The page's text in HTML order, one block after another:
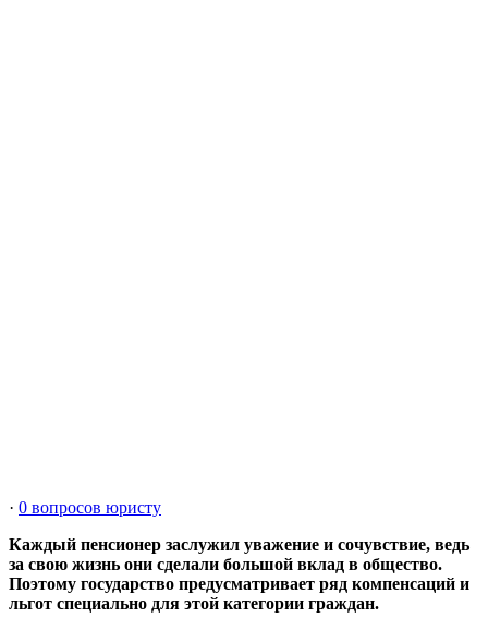
· 0 вопросов юристу
Каждый пенсионер заслужил уважение и сочувствие, ведь
за свою жизнь они сделали большой вклад в общество.
Поэтому государство предусматривает ряд компенсаций и
льгот специально для этой категории граждан.